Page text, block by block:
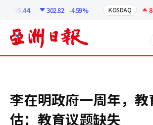
302.82 -4.59% KOSDAQ
李在明政府一周年，
估：教育议题缺失